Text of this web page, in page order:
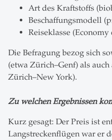
Art des Kraftstoffs
Beschaffungsmodell
Reiseklasse (Economy
Die Befragung bezog sich
(etwa Zürich–Genf) als
Zürich–New York).
Zu welchen Ergebnissen
Kurz gesagt: Der Preis ist
Langstreckenflügen war er